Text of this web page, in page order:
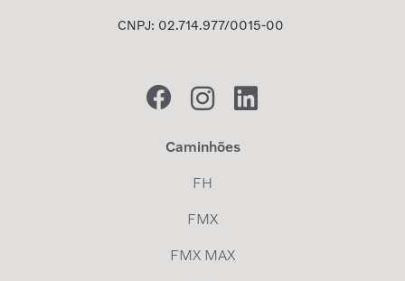
CNPJ: 02.714.977/0015-00
Caminhões
FH
FMX
FMX MAX